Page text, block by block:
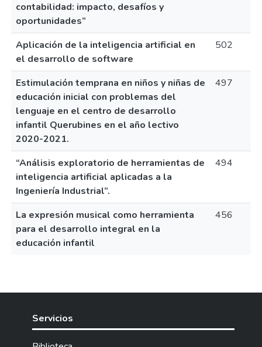
contabilidad: impacto, desafíos y
oportunidades”
Aplicación de la inteligencia artificial en
el desarrollo de software
502
Estimulación temprana en niños y niñas de
educación inicial con problemas del
lenguaje en el centro de desarrollo
infantil Querubines en el año lectivo
2020-2021.
497
“Análisis exploratorio de herramientas de
inteligencia artificial aplicadas a la
Ingeniería Industrial”.
494
La expresión musical como herramienta
para el desarrollo integral en la
educación infantil
456
Servicios